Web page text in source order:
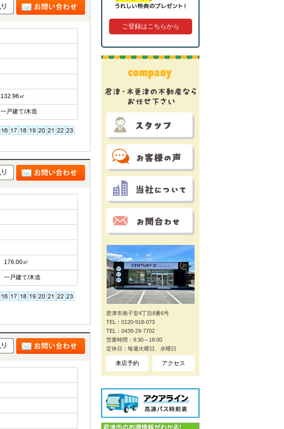
132.96㎡
一戸建て/木造
176.00㎡
一戸建て/木造
ご登録はこちらから
君津市南子安4丁目8番6号
TEL：0120-918-073
TEL：0439-29-7702
営業時間：9:30～18:00
定休日：毎週火曜日、水曜日
来店予約 アクセス